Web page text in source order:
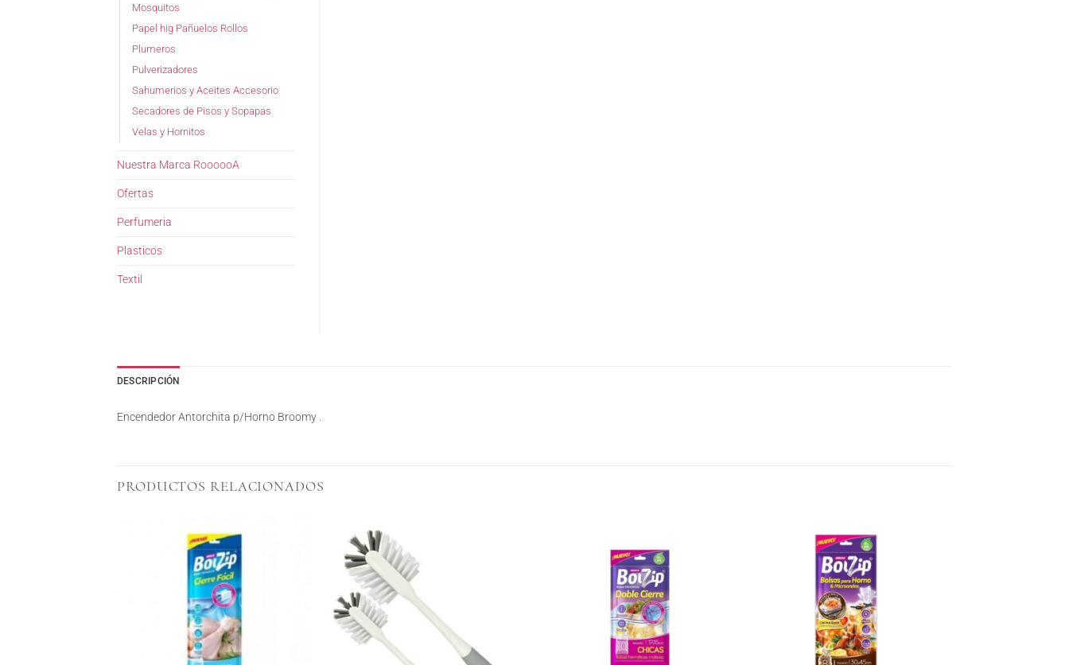
Mosquitos
Papel hig Pañuelos Rollos
Plumeros
Pulverizadores
Sahumerios y Aceites Accesorio
Secadores de Pisos y Sopapas
Velas y Hornitos
Nuestra Marca RoooooA
Ofertas
Perfumeria
Plasticos
Textil
DESCRIPCIÓN
Encendedor Antorchita p/Horno Broomy .
PRODUCTOS RELACIONADOS